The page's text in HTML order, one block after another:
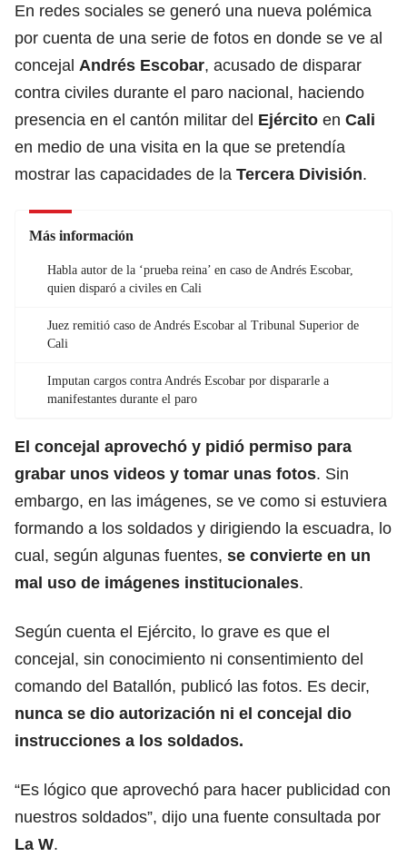
En redes sociales se generó una nueva polémica
por cuenta de una serie de fotos en donde se ve al
concejal Andrés Escobar, acusado de disparar
contra civiles durante el paro nacional, haciendo
presencia en el cantón militar del Ejército en Cali
en medio de una visita en la que se pretendía
mostrar las capacidades de la Tercera División.
Más información
Habla autor de la ‘prueba reina’ en caso de Andrés Escobar,
quien disparó a civiles en Cali
Juez remitió caso de Andrés Escobar al Tribunal Superior de
Cali
Imputan cargos contra Andrés Escobar por dispararle a
manifestantes durante el paro
El concejal aprovechó y pidió permiso para
grabar unos videos y tomar unas fotos. Sin
embargo, en las imágenes, se ve como si estuviera
formando a los soldados y dirigiendo la escuadra, lo
cual, según algunas fuentes, se convierte en un
mal uso de imágenes institucionales.
Según cuenta el Ejército, lo grave es que el
concejal, sin conocimiento ni consentimiento del
comando del Batallón, publicó las fotos. Es decir,
nunca se dio autorización ni el concejal dio
instrucciones a los soldados.
“Es lógico que aprovechó para hacer publicidad con
nuestros soldados”, dijo una fuente consultada por
La W.